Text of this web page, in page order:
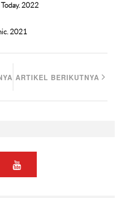
2022
2021
ARTIKEL BERIKUTNYA